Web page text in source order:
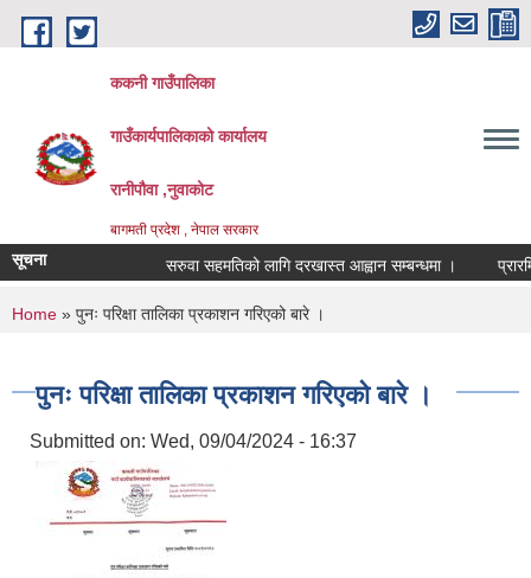
Skip to main content
ककनी गाउँपालिका
गाउँकार्यपालिकाको कार्यालय
रानीपौवा ,नुवाकोट
बागमती प्रदेश , नेपाल सरकार
सूचना सरुवा सहमतिको लागि दरखास्त आह्वान सम्बन्धमा ।
You are here
Home » पुनः परिक्षा तालिका प्रकाशन गरिएको बारे ।
पुनः परिक्षा तालिका प्रकाशन गरिएको बारे ।
Submitted on: Wed, 09/04/2024 - 16:37